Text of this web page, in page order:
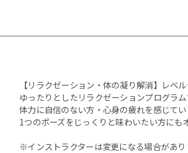
【リラクゼーション・体の凝り解消】レベ
ゆったりとしたリラクゼーションプログラム
体力に自信のない方・心身の疲れを感じてい
1つのポーズをじっくりと味わいたい方にも
※インストラクターは変更になる場合があ